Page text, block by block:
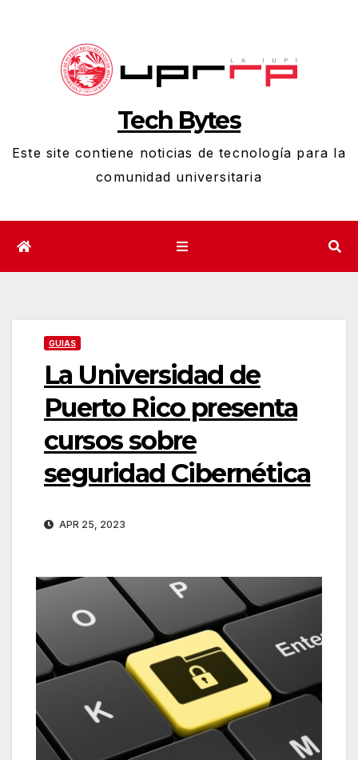
Open toolbar
Tech Bytes
Este site contiene noticias de tecnología para la
comunidad universitaria
GUIAS
La Universidad de
Puerto Rico presenta
cursos sobre
seguridad Cibernética
APR 25, 2023